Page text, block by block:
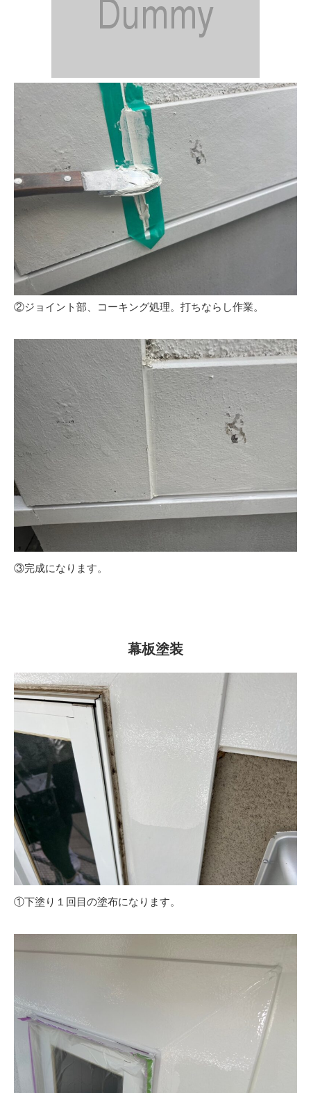
②ジョイント部、コーキング処理。打ちならし作業。
③完成になります。
幕板塗装
①下塗り１回目の塗布になります。